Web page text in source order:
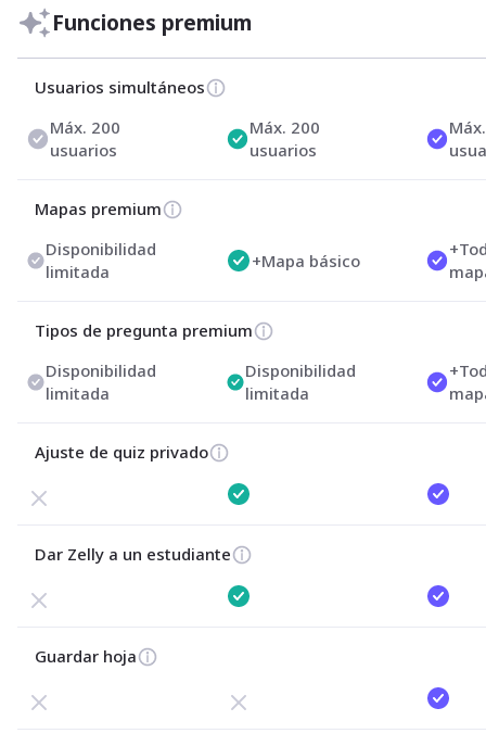
Funciones premium
Usuarios simultáneos
Máx. 200
usuarios
Máx. 200
usuarios
Mapas premium
Disponibilidad
limitada
+Mapa básico
Tipos de pregunta premium
Disponibilidad
limitada
Disponibilidad
limitada
+
Ajuste de quiz privado
Dar Zelly a un estudiante
Guardar hoja